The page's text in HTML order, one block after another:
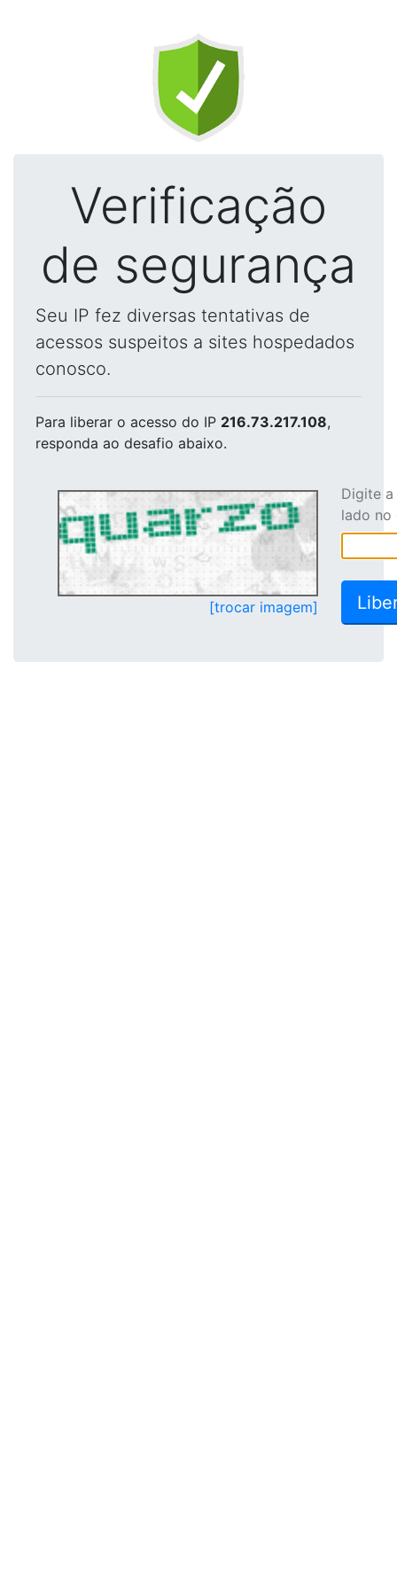
Verificação
de segurança
Seu IP fez diversas tentativas de
acessos suspeitos a sites hospedados
conosco.
Para liberar o acesso do IP 216.73.217.108,
responda ao desafio abaixo.
[trocar imagem]
Digite
lado no